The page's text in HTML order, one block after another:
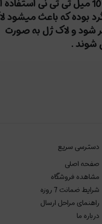
از نکات مثبت دیگر لاک ژل های 10 میل تی تی نی
بوده که باعث میشود
شود و لاک ژل به صورت
.
دسترسی سریع
صفحه اصلی
مشاهده فروشگاه
شرایط ضمانت 7 روزه
راهنمای مراحل ارسال
درباره ما